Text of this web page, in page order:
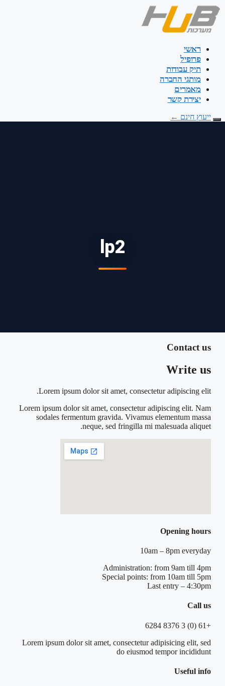
דלג
לתוכן
ראשי
פרופיל
תיק עבודות
מותגי החברה
מאמרים
יצירת קשר
ייעוץ חינם ←
lp2
Contact us
Write us
Lorem ipsum dolor sit amet, consectetur adipiscing elit.
Lorem ipsum dolor sit amet, consectetur adipiscing elit. Nam
sodales fermentum gravida. Vivamus elementum massa
neque, sed fringilla mi malesuada aliquet.
Opening hours
10am – 8pm everyday
Administration: from 9am till 4pm
Special points: from 10am till 5pm
Last entry – 4:30pm
Call us
+61 (0) 3 8376 6284
Lorem ipsum dolor sit amet, consectetur adipisicing elit, sed
do eiusmod tempor incididunt
Useful info